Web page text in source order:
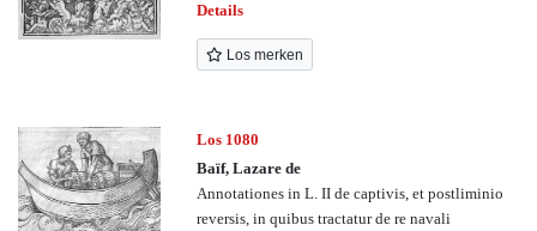
Details
Los merken
Los 1080
Baïf, Lazare de
Annotationes in L. II de captivis, et postliminio
reversis, in quibus tractatur de re navali